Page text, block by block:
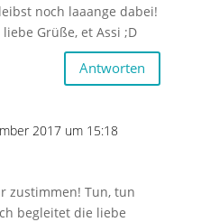
noch laaange dabei!
Grüße, et Assi ;D
Antworten
2017 um 15:18
zustimmen! Tun, tun
begleitet die liebe